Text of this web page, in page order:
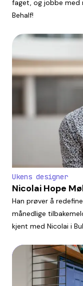
faget, og jobbe med
Behalf!
Ukens designer
Nicolai Hope
Han prøver å
månedlige
kjent med Nicolai i